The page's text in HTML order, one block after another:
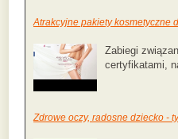
Atrakcyjne pakiety kosmetyczne
Zabiegi
certyfikatami,
Zdrowe oczy, radosne dziecko -